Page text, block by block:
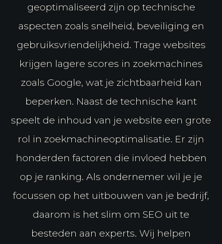
geoptimaliseerd zijn op technische
aspecten zoals snelheid, beveiliging en
gebruiksvriendelijkheid. Trage websites
krijgen lagere scores in zoekmachines
zoals Google, wat je zichtbaarheid kan
beperken. Naast de technische kant
speelt de inhoud van je website een grote
rol in zoekmachineoptimalisatie. Er zijn
honderden factoren die invloed hebben
op je ranking. Als ondernemer wil je je
focussen op het uitbouwen van je bedrijf,
daarom is het slim om SEO uit te
besteden aan experts. Wij helpen